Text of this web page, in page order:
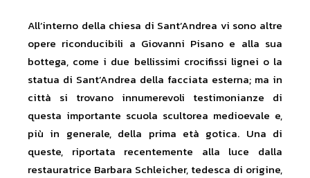
All’interno della chiesa di Sant’Andrea vi sono altre
opere riconducibili a Giovanni Pisano e alla sua
bottega, come i due bellissimi crocifissi lignei o la
statua di Sant’Andrea della facciata esterna; ma in
città si trovano innumerevoli testimonianze di
questa importante scuola scultorea medioevale e,
più in generale, della prima età gotica. Una di
queste, riportata recentemente alla luce dalla
restauratrice Barbara Schleicher, tedesca di origine,